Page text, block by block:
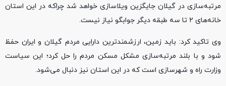
مرتبه‌سازی در گیلان جایگزین ویلاسازی خواهد شد چراکه در این استان
خانه‌های ۲ تا سه طبقه دیگر جوابگو نیاز نیست.
وی تاکید کرد: باید زمین، ارزشمندترین دارایی مردم گیلان و ایران حفظ
شود و با بلند مرتبه‌سازی مشکل مسکن مردم را حل کرد؛ این سیاست
وزارت راه و شهرسازی است که در این استان نیز دنبال می‌شود.